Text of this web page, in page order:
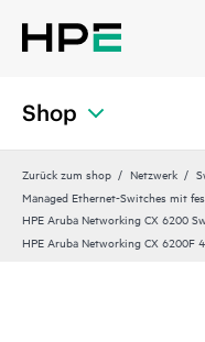
Shop
Zurück zum shop Netzwerk
Managed Ethernet-Switches mit
HPE Aruba Networking CX 6200
HPE Aruba Networking CX 6200F